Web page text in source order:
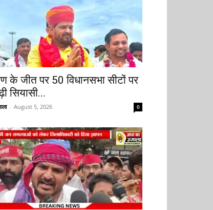
के जीत पर 50 विधानसभा सीटों पर
सियासी...
- August 5, 2026 0